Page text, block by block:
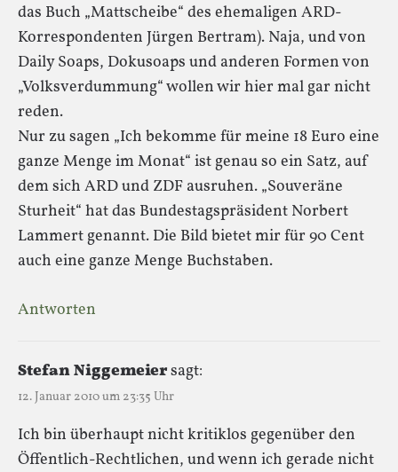
das Buch „Mattscheibe“ des ehemaligen ARD-
Korrespondenten Jürgen Bertram). Naja, und von
Daily Soaps, Dokusoaps und anderen Formen von
„Volksverdummung“ wollen wir hier mal gar nicht
reden.
Nur zu sagen „Ich bekomme für meine 18 Euro eine
ganze Menge im Monat“ ist genau so ein Satz, auf
dem sich ARD und ZDF ausruhen. „Souveräne
Sturheit“ hat das Bundestagspräsident Norbert
Lammert genannt. Die Bild bietet mir für 90 Cent
auch eine ganze Menge Buchstaben.
Antworten
Stefan Niggemeiersagt:
12. Januar 2010 um 23:35 Uhr
Ich bin überhaupt nicht kritiklos gegenüber den
Öffentlich-Rechtlichen, und wenn ich gerade nicht